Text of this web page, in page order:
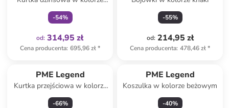
niebieskim
-54%
od: 314,95 zł
Cena producenta: 695,96 zł*
-55%
od: 214,95 zł
Cena producenta: 478,46 zł*
PME Legend
Kurtka przejściowa w kolorze
beżowym
-66%
PME Legend
Koszulka w kolorze beżowym
-40%